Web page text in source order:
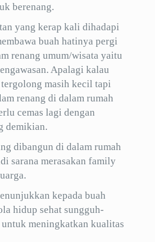
berenang.
yang kerap kali dihadapi
buah hatinya pergi
renang umum/wisata yaitu
Apalagi kalau
masih kecil tapi
renang di dalam rumah
cemas lagi dengan
demikian.
dibangun di dalam rumah
sarana merasakan family
kepada buah
hidup sehat sungguh-
meningkatkan kualitas